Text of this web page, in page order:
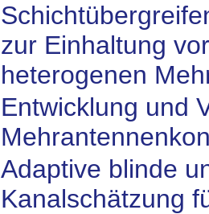
zur Einhaltung
heterogenen
Entwicklung und
Adaptive blinde
Kanalschätzung